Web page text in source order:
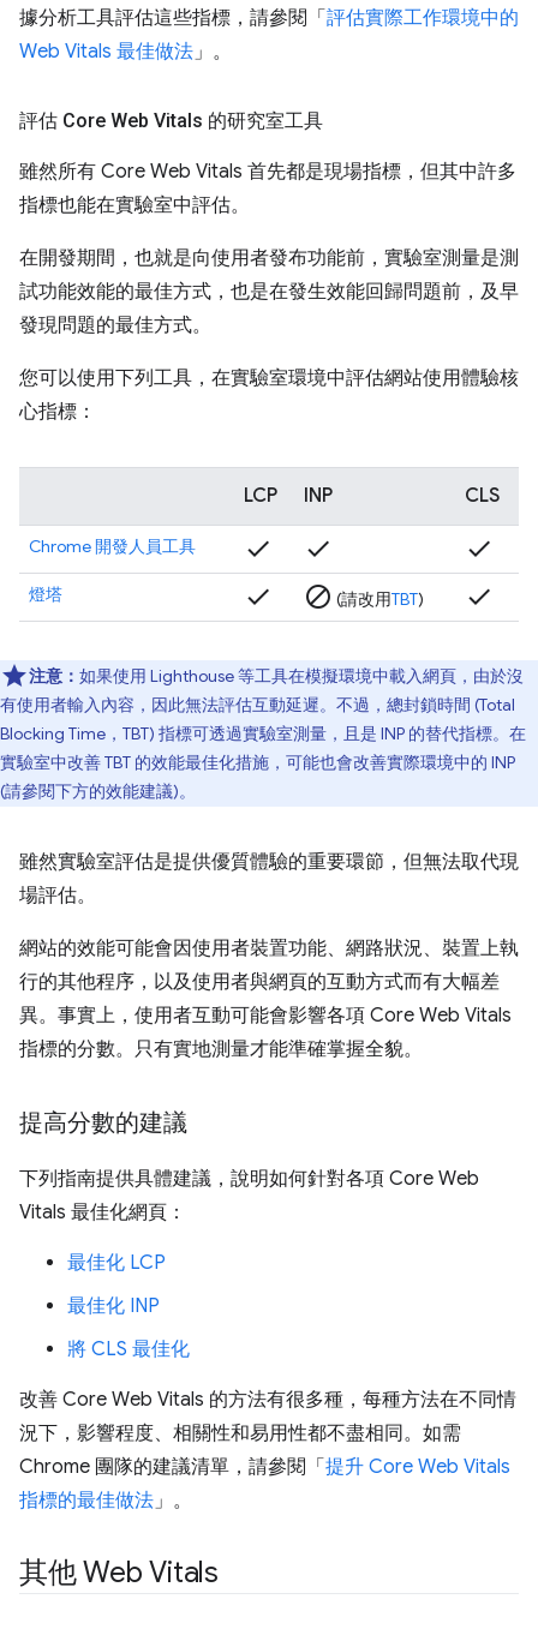
據分析工具評估這些指標，請參閱「評估實際工作環境中的
Web Vitals 最佳做法 」。
評估 Core Web Vitals 的研究室工具
雖然所有 Core Web Vitals 首先都是現場指標，但其中許多
指標也能在實驗室中評估。
在開發期間，也就是向使用者發布功能前，實驗室測量是測
試功能效能的最佳方式，也是在發生效能回歸問題前，及早
發現問題的最佳方式。
您可以使用下列工具，在實驗室環境中評估網站使用體驗核
心指標：
LCP INP CLS
Chrome 開發人員工具 check check check
燈塔 check block (請改用TBT) check
注意： 如果使用 Lighthouse 等工具在模擬環境中載入網頁，由於沒
有使用者輸入內容，因此無法評估互動延遲。不過，總封鎖時間 (Total
Blocking Time，TBT) 指標可透過實驗室測量，且是 INP 的替代指標。在
實驗室中改善 TBT 的效能最佳化措施，可能也會改善實際環境中的 INP
(請參閱下方的效能建議)。
雖然實驗室評估是提供優質體驗的重要環節，但無法取代現
場評估。
網站的效能可能會因使用者裝置功能、網路狀況、裝置上執
行的其他程序，以及使用者與網頁的互動方式而有大幅差
異。事實上，使用者互動可能會影響各項 Core Web Vitals
指標的分數。只有實地測量才能準確掌握全貌。
提高分數的建議
下列指南提供具體建議，說明如何針對各項 Core Web
Vitals 最佳化網頁：
最佳化 LCP
最佳化 INP
將 CLS 最佳化
改善 Core Web Vitals 的方法有很多種，每種方法在不同情
況下，影響程度、相關性和易用性都不盡相同。如需
Chrome 團隊的建議清單，請參閱「提升 Core Web Vitals
指標的最佳做法 」。
其他 Web Vitals